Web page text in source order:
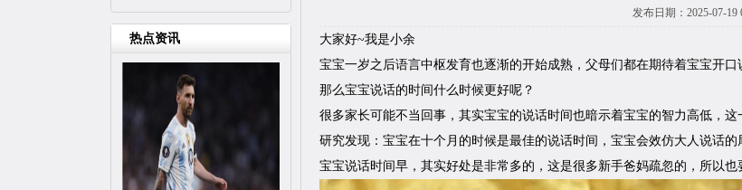
热点资讯
发布日期：2025-07-
大家好~我是小余
宝宝一岁之后语言中枢发育也逐渐的开始成熟，父母们都在期待着宝宝开口
那么宝宝说话的时间什么时候更好呢？
很多家长可能不当回事，其实宝宝的说话时间也暗示着宝宝的智力高低，这
研究发现：宝宝在十个月的时候是最佳的说话时间，宝宝会效仿大人说话的
宝宝说话时间早，其实好处是非常多的，这是很多新手爸妈疏忽的，所以也